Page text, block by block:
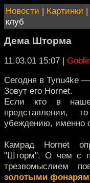
Новости | Картинки |
клуб
Дема Шторма
11.03.01 15:07 |
Сегодня в Tynu4ke —
Зовут его Hornet.
Если кто в
представлении,
убеждению, именно
Камрад Hornet
"Шторм". О чем с
трезвомыслием
золотыми